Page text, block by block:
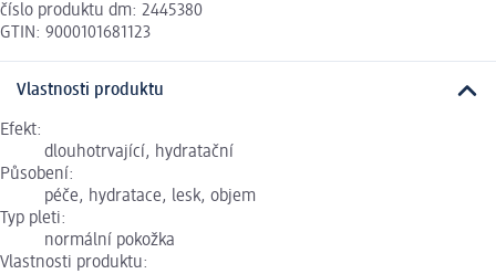
číslo produktu dm: 2445380
GTIN: 9000101681123
Vlastnosti produktu
Efekt:
dlouhotrvající, hydratační
Působení:
péče, hydratace, lesk, objem
Typ pleti:
normální pokožka
Vlastnosti produktu: